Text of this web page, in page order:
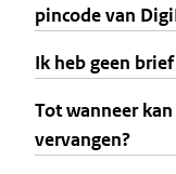
pincode van
Ik heb geen
Tot wanneer
vervangen?